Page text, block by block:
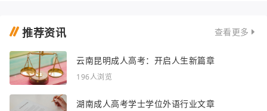
推荐资讯 查看更多
云南昆明成人高考：开启人生新篇章
196人浏览
湖南成人高考学士学位外语行业文章